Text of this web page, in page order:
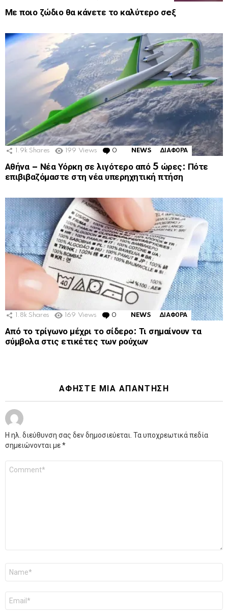
Με ποιο ζώδιο θα κάνετε το καλύτερο σeξ
1.9k Shares 199 Views 0 Comments
NEWS ΔΙΑΦΟΡΑ
Αθήνα – Νέα Υόρκη σε λιγότερο από 5 ώρες: Πότε
επιβιβαζόμαστε στη νέα υπερηχητική πτήση
1.8k Shares 169 Views 0 Comments
NEWS ΔΙΑΦΟΡΑ
Από το τρίγωνο μέχρι το σίδερο: Τι σημαίνουν τα
σύμβολα στις ετικέτες των ρούχων
ΑΦΉΣΤΕ ΜΙΑ ΑΠΆΝΤΗΣΗ
Η ηλ. διεύθυνση σας δεν δημοσιεύεται. Τα υποχρεωτικά πεδία
σημειώνονται με*